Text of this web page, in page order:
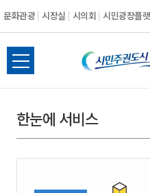
문화관광 시장실 시의회 시민광장플
전
체
뉴
열
한눈에 서비스